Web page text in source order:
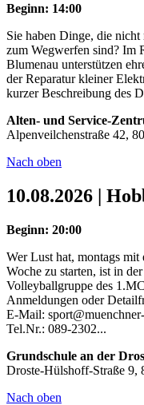
Beginn: 14:00
Sie haben Dinge, die
zum Wegwerfen sind? Im
Blumenau unterstützen
der Reparatur kleiner
kurzer Beschreibung des
Alten- und Service-
Alpenveilchenstraße 42,
Nach oben
10.08.2026 |
Beginn: 20:00
Wer Lust hat, montags
Woche zu starten, ist in
Volleyballgruppe des
Anmeldungen oder
E-Mail:
Tel.Nr.: 089-2302...
Grundschule an der
Droste-Hülshoff-Straße 9,
Nach oben